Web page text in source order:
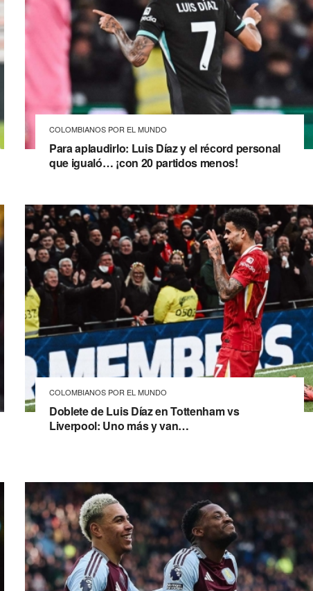
COLOMBIANOS POR EL MUNDO
Para aplaudirlo: Luis Díaz y el récord personal
que igualó… ¡con 20 partidos menos!
COLOMBIANOS POR EL MUNDO
Doblete de Luis Díaz en Tottenham vs
Liverpool: Uno más y van…